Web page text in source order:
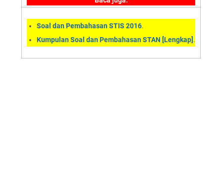
Soal dan Pembahasan STIS 2016.
Kumpulan Soal dan Pembahasan STAN [Lengkap] .